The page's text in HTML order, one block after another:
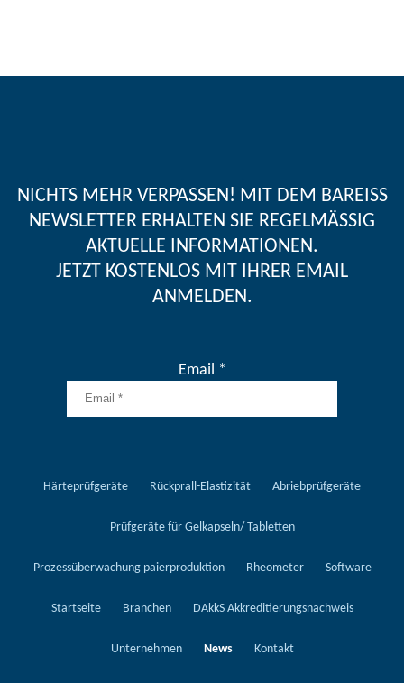
NICHTS MEHR VERPASSEN! MIT DEM BAREISS
NEWSLETTER ERHALTEN SIE REGELMÄSSIG A
KTUELLE INFORMATIONEN.
JETZT KOSTENLOS MIT IHRER EMAIL
ANMELDEN.
Email *
Härteprüfgeräte Rückprall-Elastizität Abriebprüfgeräte
Prüfgeräte für Gelkapseln/ Tabletten
Prozessüberwachung paierproduktion Rheometer Software
Startseite Branchen DAkkS Akkreditierungsnachweis
Unternehmen News Kontakt